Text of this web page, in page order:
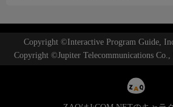
Copyright ©Interactive Program Guide,
Copyright ©Jupiter Telecommunications